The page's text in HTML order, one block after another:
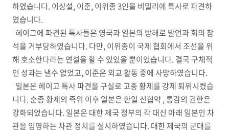
하였습니다. 이상설, 이준, 이위종 3인을 비밀리에 특사로 파견하
였습니다.
헤이그에 파견된 특사들은 영국과 일본의 방해로 발언과 회의 참
석을 거부당하였습니다. 다만, 이위종이 국제 협회에서 조선을 위
해 호소한다라는 연설을 할 수 있었을 뿐이었습니다. 결국 구체적
인 성과는 낼수 없었고, 이준은 외교 활동 중에 사망하였습니다.
일본은 헤이고 특사 파견을 구실로 고종 황제를 강제 퇴위시켰습
니다. 순종 황제의 즉위 이후 일본은 한일 신협약 , 통감의 권한은
강화되었습니다. 일본은 대한 제국 정부의 각 대신 아래 일본인 차
관을 임명하는 차관 정치를 실시하였습니다. 대한 제국의 군대를